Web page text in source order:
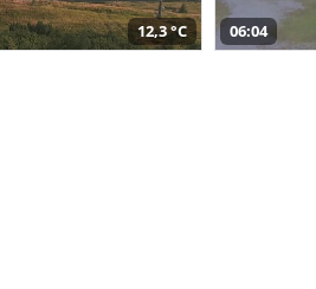
12,3 °C 06:04